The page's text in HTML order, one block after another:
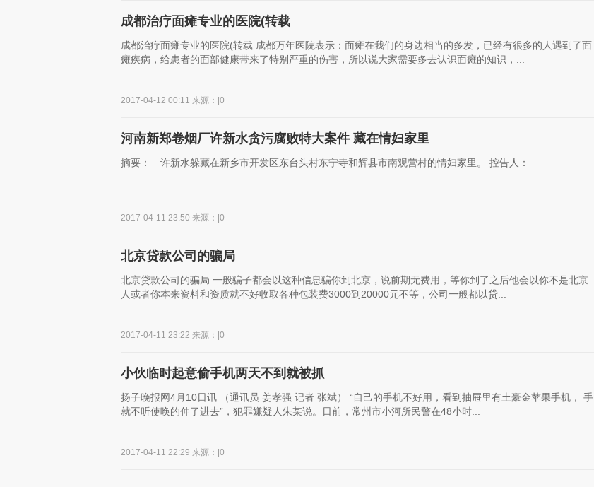
成都治疗面瘫专业的医院(转载
成都治疗面瘫专业的医院(转载 成都万年医院表示：面瘫在我们的身边相当的多发，已经有很多的人遇到了面
瘫疾病，给患者的面部健康带来了特别严重的伤害，所以说大家需要多去认识面瘫的知识，...
2017-04-12 00:11 来源：|0
河南新郑卷烟厂许新水贪污腐败特大案件 藏在情妇家里
摘要： 许新水躲藏在新乡市开发区东台头村东宁寺和辉县市南观营村的情妇家里。 控告人：
2017-04-11 23:50 来源：|0
北京贷款公司的骗局
北京贷款公司的骗局 一般骗子都会以这种信息骗你到北京，说前期无费用，等你到了之后他会以你不是北京
人或者你本来资料和资质就不好收取各种包装费3000到20000元不等，公司一般都以贷...
2017-04-11 23:22 来源：|0
小伙临时起意偷手机两天不到就被抓
扬子晚报网4月10日讯 （通讯员 姜孝强 记者 张斌） “自己的手机不好用，看到抽屉里有土豪金苹果手机， 手
就不听使唤的伸了进去”，犯罪嫌疑人朱某说。日前，常州市小河所民警在48小时...
2017-04-11 22:29 来源：|0